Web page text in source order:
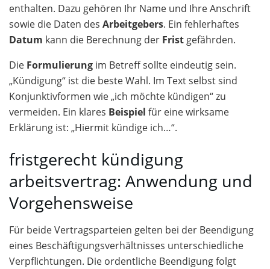
enthalten. Dazu gehören Ihr Name und Ihre Anschrift
sowie die Daten des Arbeitgebers. Ein fehlerhaftes
Datum kann die Berechnung der Frist gefährden.
Die Formulierung im Betreff sollte eindeutig sein.
„Kündigung“ ist die beste Wahl. Im Text selbst sind
Konjunktivformen wie „ich möchte kündigen“ zu
vermeiden. Ein klares Beispiel für eine wirksame
Erklärung ist: „Hiermit kündige ich…“.
fristgerecht kündigung
arbeitsvertrag: Anwendung und
Vorgehensweise
Für beide Vertragsparteien gelten bei der Beendigung
eines Beschäftigungsverhältnisses unterschiedliche
Verpflichtungen. Die ordentliche Beendigung folgt